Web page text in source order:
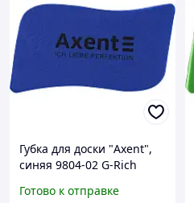
Губка для доски "Axent",
синяя 9804-02 G-Rich
Готово к отправке